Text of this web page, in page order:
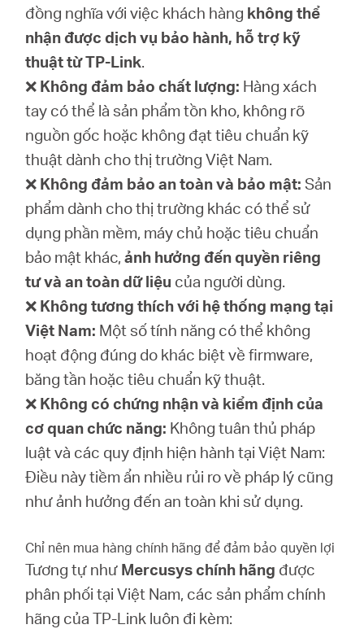
đồng nghĩa với việc khách hàng không thể
nhận được dịch vụ bảo hành, hỗ trợ kỹ
thuật từ TP-Link.
❌ Không đảm bảo chất lượng: Hàng xách
tay có thể là sản phẩm tồn kho, không rõ
nguồn gốc hoặc không đạt tiêu chuẩn kỹ
thuật dành cho thị trường Việt Nam.
❌ Không đảm bảo an toàn và bảo mật: Sản
phẩm dành cho thị trường khác có thể sử
dụng phần mềm, máy chủ hoặc tiêu chuẩn
bảo mật khác,ảnh hưởng đến quyền riêng
tư và an toàn dữ liệu của người dùng.
❌ Không tương thích với hệ thống mạng tại
Việt Nam: Một số tính năng có thể không
hoạt động đúng do khác biệt về firmware,
băng tần hoặc tiêu chuẩn kỹ thuật.
❌ Không có chứng nhận và kiểm định của
cơ quan chức năng: Không tuân thủ pháp
luật và các quy định hiện hành tại Việt Nam:
Điều này tiềm ẩn nhiều rủi ro về pháp lý cũng
như ảnh hưởng đến an toàn khi sử dụng.
Chỉ nên mua hàng chính hãng để đảm bảo quyền lợi
Tương tự như Mercusys chính hãng được
phân phối tại Việt Nam, các sản phẩm chính
hãng của TP-Link luôn đi kèm: